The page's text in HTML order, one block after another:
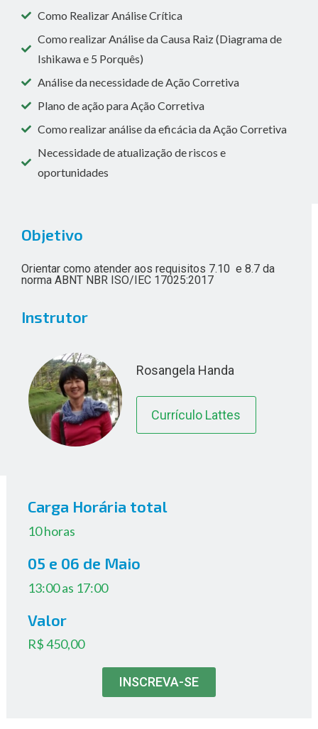
Como Realizar Análise Crítica
Como realizar Análise da Causa Raiz (Diagrama de
Ishikawa e 5 Porquês)
Análise da necessidade de Ação Corretiva
Plano de ação para Ação Corretiva
Como realizar análise da eficácia da Ação Corretiva
Necessidade de atualização de riscos e
oportunidades
Objetivo
Orientar como atender aos requisitos 7.10 e 8.7 da
norma ABNT NBR ISO/IEC 17025:2017
Instrutor
Rosangela Handa
Currículo Lattes
Carga Horária total
10 horas
05 e 06 de Maio
13:00 as 17:00
Valor
R$ 450,00
INSCREVA-SE